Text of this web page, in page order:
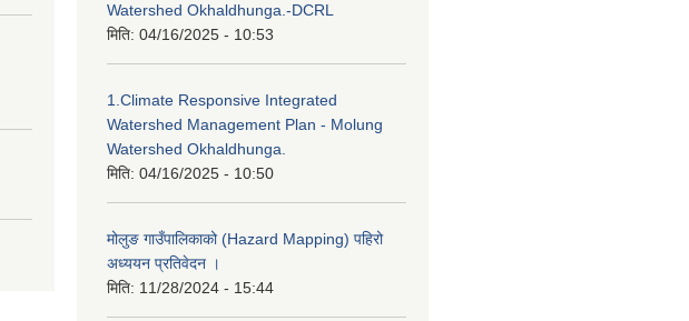
Watershed Okhaldhunga.-DCRL
मिति: 04/16/2025 - 10:53
1.Climate Responsive Integrated
Watershed Management Plan - Molung
Watershed Okhaldhunga.
मिति: 04/16/2025 - 10:50
मोलुङ गाउँपालिकाको (Hazard Mapping) पहिरो
अध्ययन प्रतिवेदन ।
मिति: 11/28/2024 - 15:44